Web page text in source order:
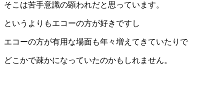
そこは苦手意識の顕われだと思っています。
というよりもエコーの方が好きですし
エコーの方が有用な場面も年々増えてきていたりで
どこかで疎かになっていたのかもしれません。